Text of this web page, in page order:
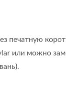
печатную
или можно